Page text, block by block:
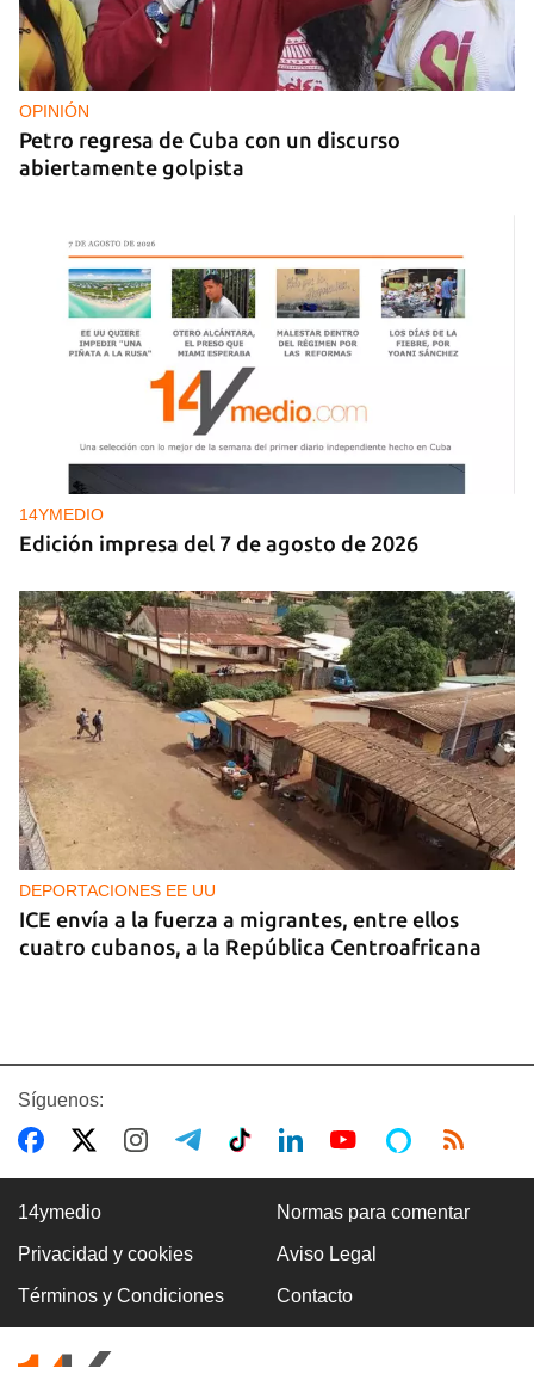
FOTO DEL DÍA
Lluvia para beber, agua contaminada para el día a
día
OPINIÓN
Petro regresa de Cuba con un discurso
abiertamente golpista
14YMEDIO
Edición impresa del 7 de agosto de 2026
DEPORTACIONES EE UU
ICE envía a la fuerza a migrantes, entre ellos
cuatro cubanos, a la República Centroafricana
GUERRA
Ucrania ataca otro centro logístico del Amazon
ruso, esta vez en los Urales
Síguenos:
14ymedio Normas para comentar
Privacidad y cookies Aviso Legal
Términos y Condiciones Contacto